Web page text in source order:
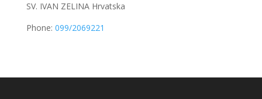
SV. IVAN ZELINA Hrvatska
Phone: 099/2069221